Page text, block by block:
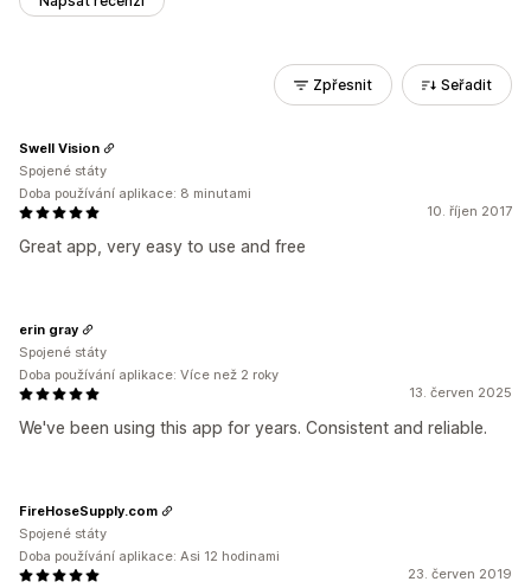
Zpřesnit Seřadit
10. říjen 2017
Great app, very easy to use and free
Swell Vision
Spojené státy
Doba používání aplikace: 8 minutami
13. červen 2025
We've been using this app for years. Consistent and reliable.
erin gray
Spojené státy
Doba používání aplikace: Více než 2 roky
23. červen 2019
FireHoseSupply.com
Spojené státy
Doba používání aplikace: Asi 12 hodinami